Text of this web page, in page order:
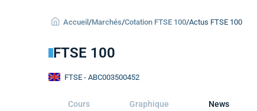
Accueil /Marchés/Cotation FTSE 100/Actus FTSE 100
FTSE 100
FTSE - ABC003500452
Cours Graphique News